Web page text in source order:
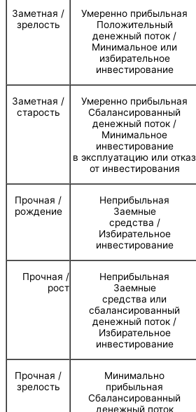
Заметная /
зрелость
Умеренно прибыльная
Положительный
денежный поток /
Минимальное или
избирательное
инвестирование
Заметная /
старость
Умеренно прибыльная
Сбалансированный
денежный поток /
Минимальное
инвестирование
в эксплуатацию или отказ
от инвестирования
Прочная /
рождение
Неприбыльная
Заемные
средства /
Избирательное
инвестирование
Прочная /
рост
Неприбыльная
Заемные
средства или
сбалансированный
денежный поток /
Избирательное
инвестирование
Прочная /
зрелость
Минимально
прибыльная
Сбалансированный
денежный поток